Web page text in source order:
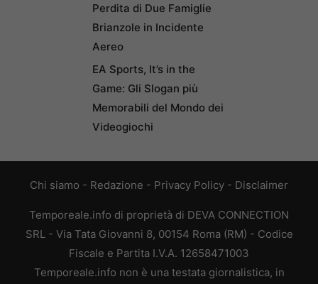
Perdita di Due Famiglie
Brianzole in Incidente
Aereo
EA Sports, It’s in the
Game: Gli Slogan più
Memorabili del Mondo dei
Videogiochi
Chi siamo - Redazione - Privacy Policy - Disclaimer
Temporeale.info di proprietà di DEVA CONNECTION
SRL - Via Tata Giovanni 8, 00154 Roma (RM) - Codice
Fiscale e Partita I.V.A. 12658471003
Temporeale.info non è una testata giornalistica, in